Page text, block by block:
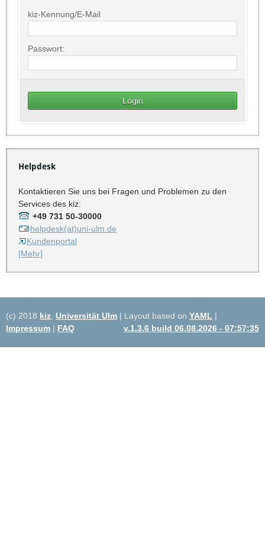
kiz-Kennung/E-Mail
Passwort:
Helpdesk
Kontaktieren Sie uns bei Fragen und Problemen zu den
Services des kiz:
+49 731 50-30000
helpdesk(at)uni-ulm.de
Kundenportal
[Mehr]
(c) 2018 kiz Universität Ulm | Layout based on YAML |
Impressum | FAQ v.1.3.6 build 06.08.2026 - 07:57:35